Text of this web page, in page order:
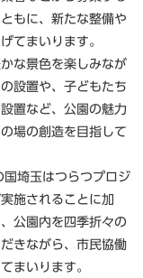
もに、新たな整備や
てまいります。
な景色を楽しみなが
設置や、子どもたち
置など、公園の魅力
場の創造を目指して
埼玉はつらつプロジ
施されることに加
公園内を四季折々の
きながら、市民協働
まいります。